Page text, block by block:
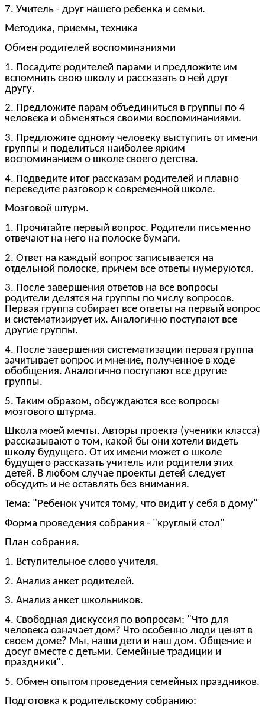
7. Учитель - друг нашего ребенка и семьи.
Методика, приемы, техника
Обмен родителей воспоминаниями
1. Посадите родителей парами и предложите им
вспомнить свою школу и рассказать о ней друг
другу.
2. Предложите парам объединиться в группы по 4
человека и обменяться своими воспоминаниями.
3. Предложите одному человеку выступить от имени
группы и поделиться наиболее ярким
воспоминанием о школе своего детства.
4. Подведите итог рассказам родителей и плавно
переведите разговор к современной школе.
Мозговой штурм.
1. Прочитайте первый вопрос. Родители письменно
отвечают на него на полоске бумаги.
2. Ответ на каждый вопрос записывается на
отдельной полоске, причем все ответы нумеруются.
3. После завершения ответов на все вопросы
родители делятся на группы по числу вопросов.
Первая группа собирает все ответы на первый вопрос
и систематизирует их. Аналогично поступают все
другие группы.
4. После завершения систематизации первая группа
зачитывает вопрос и мнение, полученное в ходе
обобщения. Аналогично поступают все другие
группы.
5. Таким образом, обсуждаются все вопросы
мозгового штурма.
Школа моей мечты. Авторы проекта (ученики класса)
рассказывают о том, какой бы они хотели видеть
школу будущего. От их имени может о школе
будущего рассказать учитель или родители этих
детей. В любом случае проекты детей следует
обсудить и не оставлять без внимания.
Тема: "Ребенок учится тому, что видит у себя в дому"
Форма проведения собрания - "круглый стол"
План собрания.
1. Вступительное слово учителя.
2. Анализ анкет родителей.
3. Анализ анкет школьников.
4. Свободная дискуссия по вопросам: "Что для
человека означает дом? Что особенно люди ценят в
своем доме? Мы, наши дети и наш дом. Общение и
досуг вместе с детьми. Семейные традиции и
праздники".
5. Обмен опытом проведения семейных праздников.
Подготовка к родительскому собранию: